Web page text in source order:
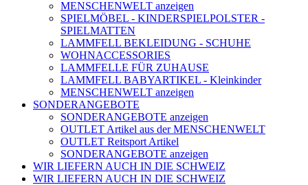
MENSCHENWELT anzeigen
SPIELMÖBEL - KINDERSPIELPOLSTER -
SPIELMATTEN
LAMMFELL BEKLEIDUNG - SCHUHE
WOHNACCESSORIES
LAMMFELLE FÜR ZUHAUSE
LAMMFELL BABYARTIKEL - Kleinkinder
MENSCHENWELT anzeigen
SONDERANGEBOTE
SONDERANGEBOTE anzeigen
OUTLET Artikel aus der MENSCHENWELT
OUTLET Reitsport Artikel
SONDERANGEBOTE anzeigen
WIR LIEFERN AUCH IN DIE SCHWEIZ
WIR LIEFERN AUCH IN DIE SCHWEIZ